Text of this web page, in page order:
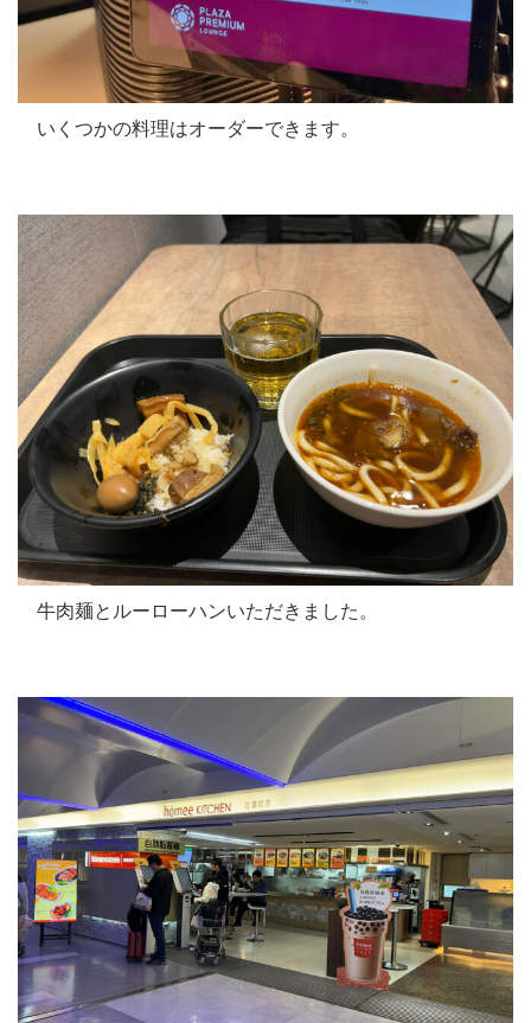
いくつかの料理はオーダーできます。
牛肉麺とルーローハンいただきました。